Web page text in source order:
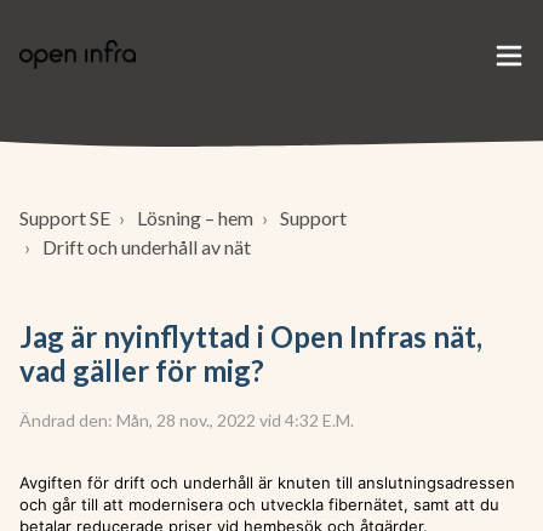
Support SE Lösning – hem
Support
Drift och underhåll av nät
Jag är nyinflyttad i Open Infras nät,
vad gäller för mig?
Ändrad den: Mån, 28 nov., 2022 vid 4:32 E.M.
Avgiften för drift och underhåll är knuten till anslutningsadressen
och går till att modernisera och utveckla fibernätet, samt att du
betalar reducerade priser vid hembesök och åtgärder.